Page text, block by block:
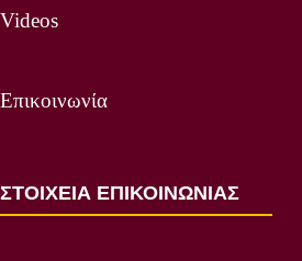
Videos
Επικοινωνία
ΣΤΟΙΧΕΙΑ ΕΠΙΚΟΙΝΩΝΙΑΣ